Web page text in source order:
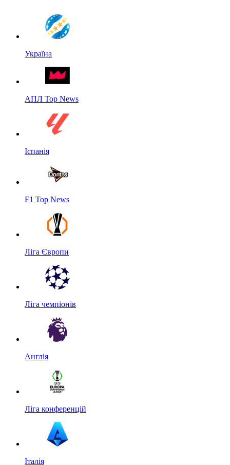
Україна
АПЛ Top News
Іспанія
F1 Top News
Ліга Європи
Ліга чемпіонів
Англія
Ліга конференцій
Італія